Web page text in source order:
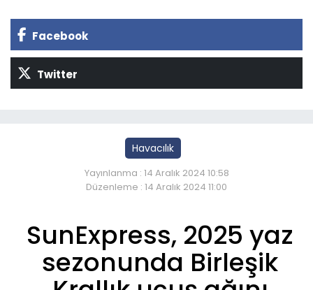
Facebook
Twitter
Havacılık
Yayınlanma : 14 Aralık 2024 10:58
Düzenleme : 14 Aralık 2024 11:00
SunExpress, 2025 yaz
sezonunda Birleşik